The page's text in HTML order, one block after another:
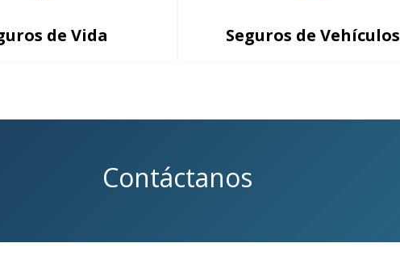
de Vida Seguros de Vehículos
Contáctanos